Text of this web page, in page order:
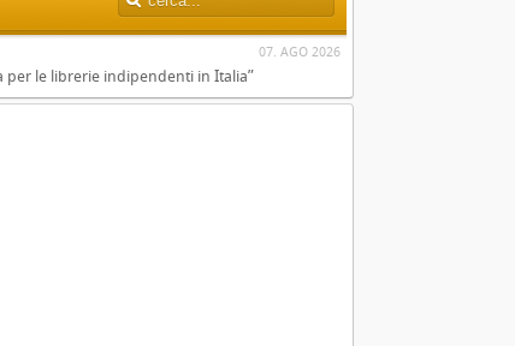
07. AGO 2026
per le librerie indipendenti in Italia”